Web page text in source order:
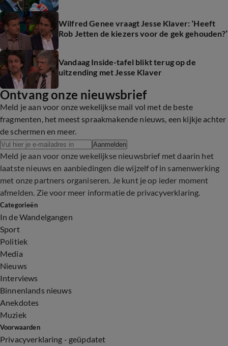
Wilfred Genee vraagt Jesse Klaver: ‘Heeft
Rob Jetten de kiezers voor de gek gehouden?’
Vandaag Inside-tafel blikt terug op de
uitzending met Jesse Klaver
Ontvang onze nieuwsbrief
Meld je aan voor onze wekelijkse mail vol met de beste
fragmenten, het meest spraakmakende nieuws, een kijkje achter
de schermen en meer.
Aanmelden
Meld je aan voor onze wekelijkse nieuwsbrief met daarin het
laatste nieuws en aanbiedingen die wijzelf of in samenwerking
met onze partners organiseren. Je kunt je op ieder moment
afmelden. Zie voor meer informatie de privacyverklaring.
Categorieën
In de Wandelgangen
Sport
Politiek
Media
Nieuws
Interviews
Binnenlands nieuws
Anekdotes
Muziek
Voorwaarden
Privacyverklaring - geüpdatet